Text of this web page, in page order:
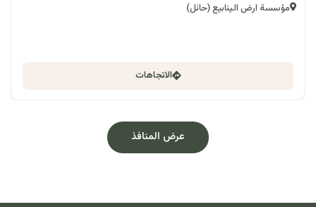
مؤسسة ارض الينابيع (حائل)
الاتجاهات
عرض المنافذ